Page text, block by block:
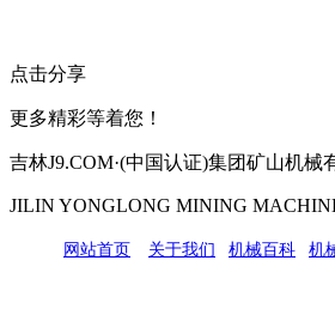
点击分享
更多精彩等着您！
吉林J9.COM·(中国认证)集团矿山机械
JILIN YONGLONG MINING
网站首页 关于我们 机械百科 机